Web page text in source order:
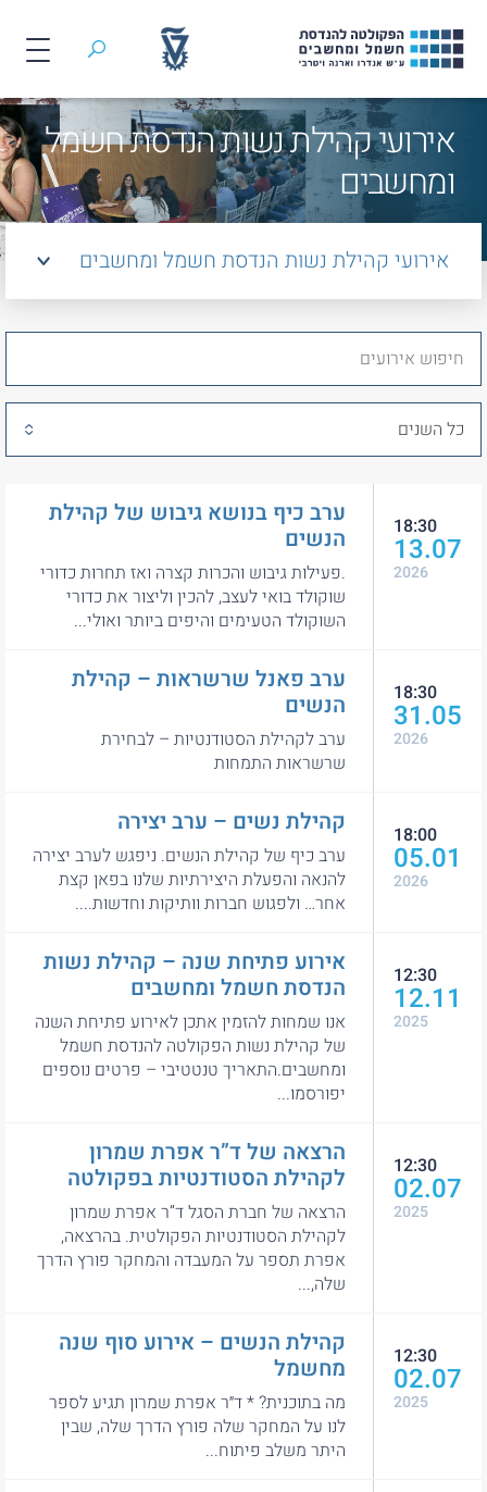
לתוכן
חיפוש
אירועי קהילת נשות הנדסת חשמל
ומחשבים
אירועי קהילת נשות הנדסת חשמל ומחשבים
כל השנים
18:30
13.07
2026
ערב כיף בנושא גיבוש של קהילת
הנשים
.פעילות גיבוש והכרות קצרה ואז תחרות כדורי
שוקולד בואי לעצב, להכין וליצור את כדורי
השוקולד הטעימים והיפים ביותר ואולי...
18:30
31.05
2026
ערב פאנל שרשראות – קהילת
הנשים
ערב לקהילת הסטודנטיות – לבחירת
שרשראות התמחות
18:00
05.01
2026
קהילת נשים – ערב יצירה
ערב כיף של קהילת הנשים. ניפגש לערב יצירה
להנאה והפעלת היצירתיות שלנו בפאן קצת
אחר… ולפגוש חברות וותיקות וחדשות....
12:30
12.11
2025
אירוע פתיחת שנה – קהילת נשות
הנדסת חשמל ומחשבים
אנו שמחות להזמין אתכן לאירוע פתיחת השנה
של קהילת נשות הפקולטה להנדסת חשמל
ומחשבים.התאריך טנטטיבי – פרטים נוספים
יפורסמו...
12:30
02.07
2025
הרצאה של ד”ר אפרת שמרון
לקהילת הסטודנטיות בפקולטה
הרצאה של חברת הסגל ד”ר אפרת שמרון
לקהילת הסטודנטיות הפקולטית. בהרצאה,
אפרת תספר על המעבדה והמחקר פורץ הדרך
שלה,...
12:30
02.07
2025
קהילת הנשים – אירוע סוף שנה
מחשמל
מה בתוכנית? * ד״ר אפרת שמרון תגיע לספר
לנו על המחקר שלה פורץ הדרך שלה, שבין
היתר משלב פיתוח...